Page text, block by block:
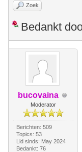
Zoek
Bedankt
bucovaina
Moderator
Berichten: 509
Topics: 53
Lid sinds: May 2024
Bedankt: 76